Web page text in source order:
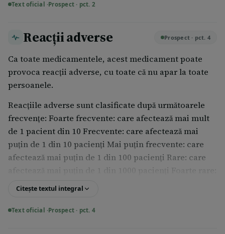
Text oficial ·Prospect · pct. 2
Reacții adverse Prospect · pct. 4
Ca toate medicamentele, acest medicament poate
provoca reacţii adverse, cu toate că nu apar la toate
persoanele.
Reacţiile adverse sunt clasificate după următoarele
frecvenţe: Foarte frecvente: care afectează mai mult
de 1 pacient din 10 Frecvente: care afectează mai
puţin de 1 din 10 pacienţi Mai puţin frecvente: care
afectează mai puţin de 1 din 100 pacienţi Rare: care
afectează mai puţin de 1 din 1000 pacienţi Foarte rare:
afectează mai puţin de 1 din 10000 pacienţi Cu
datele disponibile
Citește textul integral
Text oficial ·Prospect · pct. 4